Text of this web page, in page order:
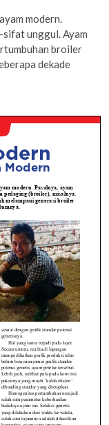
modern.
unggul. Ayam
broiler
dekade